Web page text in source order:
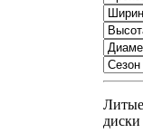
Литые
диски